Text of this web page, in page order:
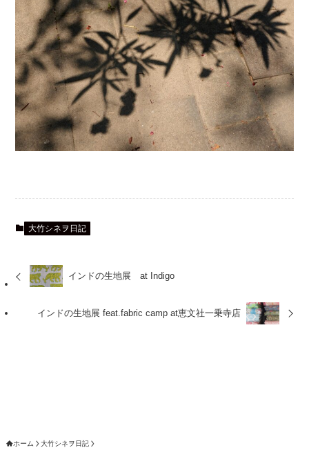
大竹シネヲ日記
インドの生地展 at Indigo
インドの生地展 feat.fabric camp at恵文社一乗寺店
ホーム 大竹シネヲ日記